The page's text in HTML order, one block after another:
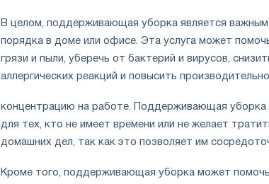
В целом, поддерживающая уборка является
порядка в доме или офисе. Эта услуга может
грязи и пыли, уберечь от бактерий и вирусов,
аллергических реакций и повысить
концентрацию на работе. Поддерживающая уборка
для тех, кто не имеет времени или не желает
домашних дел, так как это позволяет им
Кроме того, поддерживающая уборка может